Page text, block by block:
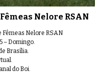
Nelore RSAN
Fêmeas Nelore RSAN
– Domingo.
Brasília.
do Boi.